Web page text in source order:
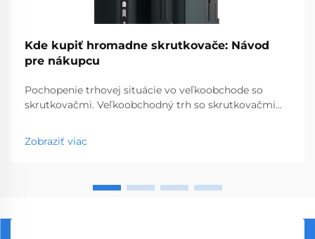
Kde kupiť hromadne skrutkovače: Návod
pre nákupcu
Pochopenie trhovej situácie vo veľkoobchode so
skrutkovačmi. Veľkoobchodný trh so skrutkovačmi
nástrojov, ktorý obsluhuje podniky od obchodov so
stavebninami až po stavebné spoločnosti. S
Zobraziť viac